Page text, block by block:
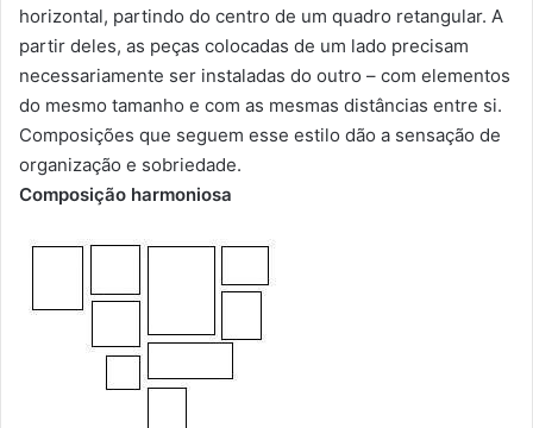
horizontal, partindo do centro de um quadro retangular. A
partir deles, as peças colocadas de um lado precisam
necessariamente ser instaladas do outro – com elementos
do mesmo tamanho e com as mesmas distâncias entre si.
Composições que seguem esse estilo dão a sensação de
organização e sobriedade.
Composição harmoniosa